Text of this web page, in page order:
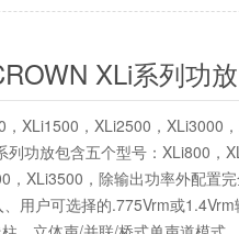
XLi系列功放
，XLi1500，XLi2500，XLi3000
列功放包含五个型号：XLi800，
，XLi3500，除输出功率外配置
用户可选择的.775Vrm或1.4Vrm